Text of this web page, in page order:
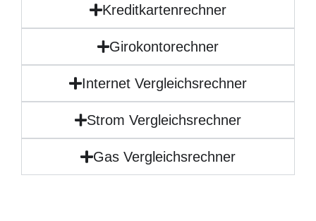
Kreditkartenrechner
Girokontorechner
Internet Vergleichsrechner
Strom Vergleichsrechner
Gas Vergleichsrechner